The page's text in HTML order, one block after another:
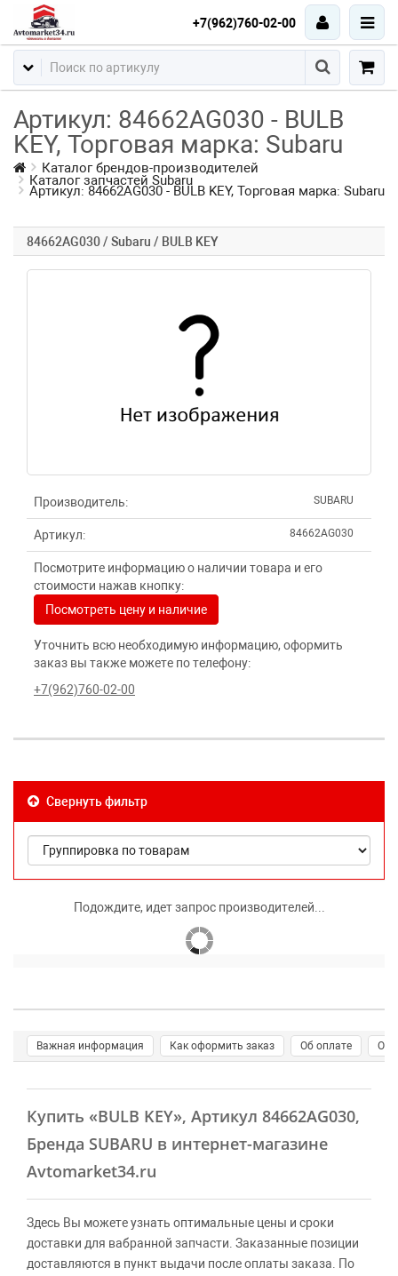
+7(962)760-02-00
Артикул: 84662AG030 - BULB
KEY, Торговая марка: Subaru
Каталог брендов-производителей
Каталог запчастей Subaru
Артикул: 84662AG030 - BULB KEY, Торговая марка: Subaru
84662AG030 / Subaru / BULB KEY
Производитель: SUBARU
Артикул: 84662AG030
Посмотрите информацию о наличии товара и его
стоимости нажав кнопку:
Посмотреть цену и наличие
Уточнить всю необходимую информацию, оформить
заказ вы также можете по телефону:
+7(962)760-02-00
Свернуть фильтр
Подождите, идет запрос производителей...
Важная информация Как оформить заказ Об оплате О
Купить «BULB KEY», Артикул 84662AG030,
Бренда SUBARU в интернет-магазине
Avtomarket34.ru
Здесь Вы можете узнать оптимальные цены и сроки
доставки для вабранной запчасти. Заказанные позиции
доставляются в пункт выдачи после оплаты заказа. По